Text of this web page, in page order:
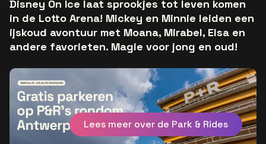
Disney On Ice laat sprookjes tot leven komen
in de Lotto Arena! Mickey en Minnie leiden een
ijskoud avontuur met Moana, Mirabel, Elsa en
andere favorieten. Magie voor jong en oud!
Lees meer over de Park & Rides